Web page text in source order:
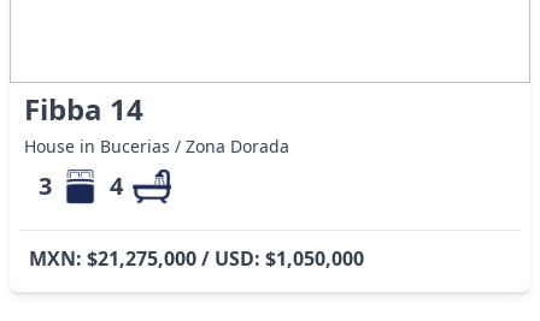
Fibba 14
House in Bucerias / Zona Dorada
3 4
MXN: $21,275,000 / USD: $1,050,000